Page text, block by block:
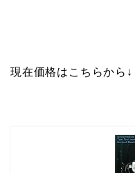
現在価格はこちらから↓